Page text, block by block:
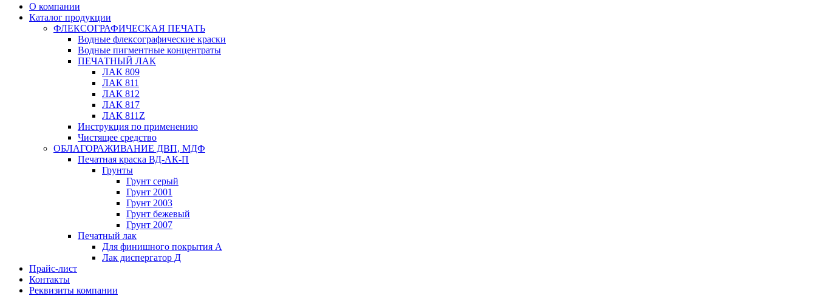
О компании
Каталог продукции
ФЛЕКСОГРАФИЧЕСКАЯ ПЕЧАТЬ
Водные флексографические краски
Водные пигментные концентраты
ПЕЧАТНЫЙ ЛАК
ЛАК 809
ЛАК 811
ЛАК 812
ЛАК 817
ЛАК 811Z
Инструкция по применению
Чистящее средство
ОБЛАГОРАЖИВАНИЕ ДВП, МДФ
Печатная краска ВД-АК-П
Грунты
Грунт серый
Грунт 2001
Грунт 2003
Грунт бежевый
Грунт 2007
Печатный лак
Для финишного покрытия А
Лак диспергатор Д
Прайс-лист
Контакты
Реквизиты компании